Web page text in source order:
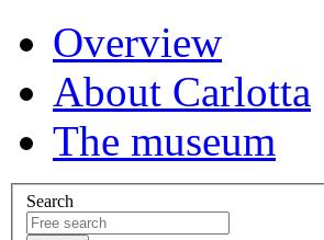
Overview
About Carlotta
The museum
Search